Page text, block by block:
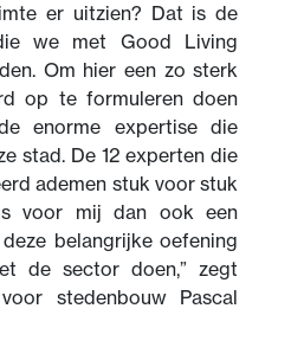
er uitzien? Dat is de
we met Good Living
Om hier een zo sterk
op te formuleren doen
enorme expertise die
stad. De 12 experten die
ademen stuk voor stuk
voor mij dan ook een
belangrijke oefening
de sector doen,” zegt
stedenbouw Pascal